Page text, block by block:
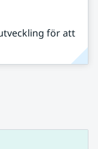
för att